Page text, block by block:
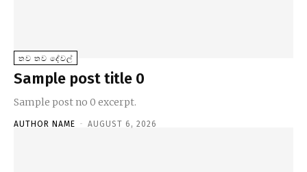
තව තව දේවල්
Sample post title 0
Sample post no 0 excerpt.
AUTHOR NAME - AUGUST 6, 2026